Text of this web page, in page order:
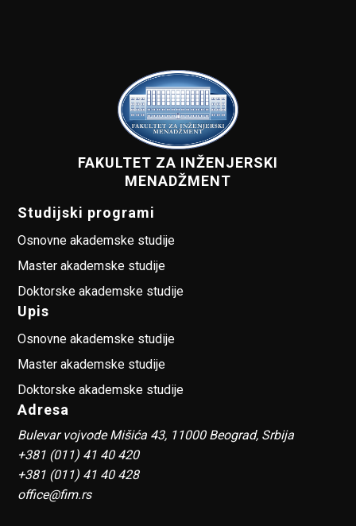
FAKULTET ZA INŽENJERSKI
MENADŽMENT
Studijski programi
Osnovne akademske studije
Master akademske studije
Doktorske akademske studije
Upis
Osnovne akademske studije
Master akademske studije
Doktorske akademske studije
Adresa
Bulevar vojvode Mišića 43, 11000 Beograd, Srbija
+381 (011) 41 40 420
+381 (011) 41 40 428
office@fim.rs